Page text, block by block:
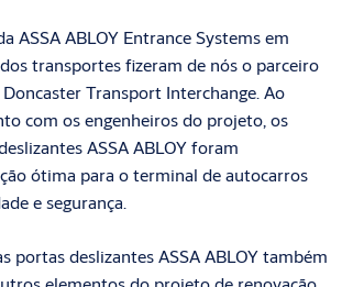
ASSA ABLOY Entrance Systems em
transportes fizeram de nós o parceiro
Transport Interchange. Ao
com os engenheiros do projeto, os
ASSA ABLOY foram
ótima para o terminal de autocarros
e segurança.
portas deslizantes ASSA ABLOY também